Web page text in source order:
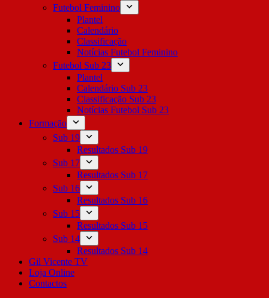
Futebol Feminino
Plantel
Calendário
Classificação
Notícias Futebol Feminino
Futebol Sub 23
Plantel
Calendário Sub 23
Classificação Sub 23
Notícias Futebol Sub 23
Formação
Sub 19
Resultados Sub 19
Sub 17
Resultados Sub 17
Sub 16
Resultados Sub 16
Sub 15
Resultados Sub 15
Sub 14
Resultados Sub 14
Gil Vicente TV
Loja Online
Contactos